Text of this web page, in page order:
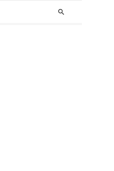
search